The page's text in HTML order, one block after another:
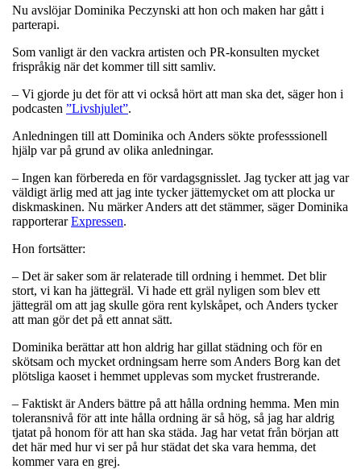
Nu avslöjar Dominika Peczynski att hon och maken har gått i
parterapi.
Som vanligt är den vackra artisten och PR-konsulten mycket
frispråkig när det kommer till sitt samliv.
– Vi gjorde ju det för att vi också hört att man ska det, säger hon i
podcasten ”Livshjulet”.
Anledningen till att Dominika och Anders sökte professsionell
hjälp var på grund av olika anledningar.
– Ingen kan förbereda en för vardagsgnisslet. Jag tycker att jag var
väldigt ärlig med att jag inte tycker jättemycket om att plocka ur
diskmaskinen. Nu märker Anders att det stämmer, säger Dominika
rapporterarExpressen.
Hon fortsätter:
– Det är saker som är relaterade till ordning i hemmet. Det blir
stort, vi kan ha jättegräl. Vi hade ett gräl nyligen som blev ett
jättegräl om att jag skulle göra rent kylskåpet, och Anders tycker
att man gör det på ett annat sätt.
Dominika berättar att hon aldrig har gillat städning och för en
skötsam och mycket ordningsam herre som Anders Borg kan det
plötsliga kaoset i hemmet upplevas som mycket frustrerande.
– Faktiskt är Anders bättre på att hålla ordning hemma. Men min
toleransnivå för att inte hålla ordning är så hög, så jag har aldrig
tjatat på honom för att han ska städa. Jag har vetat från början att
det här med hur vi ser på hur städat det ska vara hemma, det
kommer vara en grej.